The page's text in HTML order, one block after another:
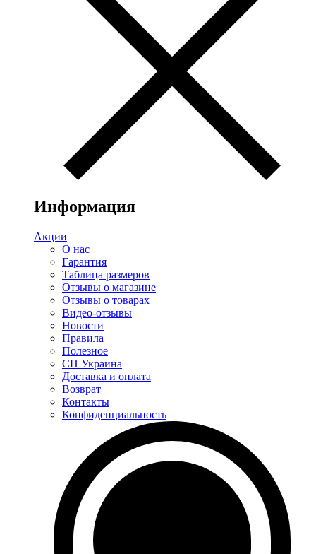
Информация
Акции
О нас
Гарантия
Таблица размеров
Отзывы о магазине
Отзывы о товарах
Видео-отзывы
Новости
Правила
Полезное
СП Украина
Доставка и оплата
Возврат
Контакты
Конфиденциальность